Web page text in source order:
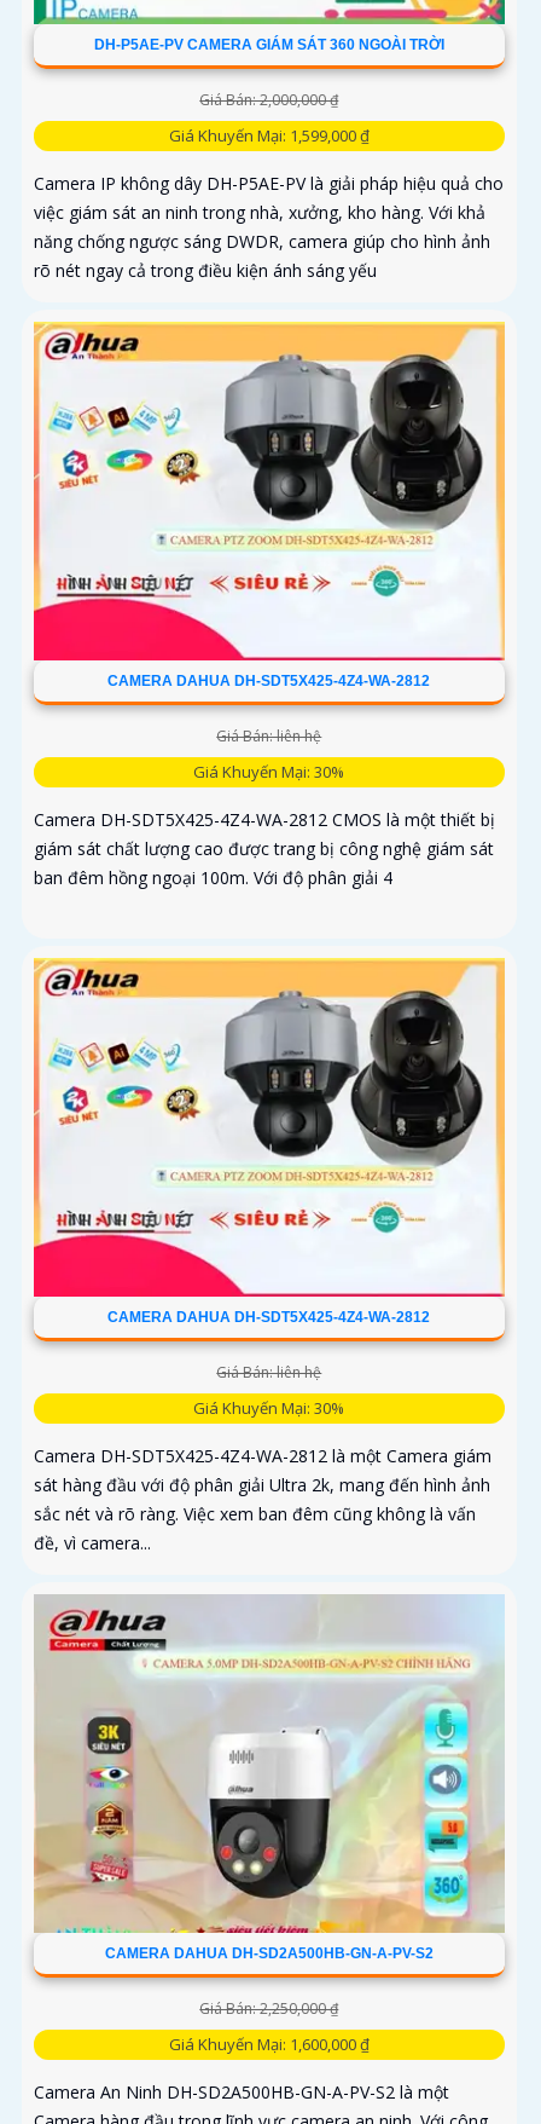
DH-P5AE-PV CAMERA GIÁM SÁT 360 NGOÀI TRỜI
Giá Bán: 2,000,000 ₫
Giá Khuyến Mại: 1,599,000 ₫
Camera IP không dây DH-P5AE-PV là giải pháp hiệu quả cho
việc giám sát an ninh trong nhà, xưởng, kho hàng. Với khả
năng chống ngược sáng DWDR, camera giúp cho hình ảnh
rõ nét ngay cả trong điều kiện ánh sáng yếu
CAMERA DAHUA DH-SDT5X425-4Z4-WA-2812
Giá Bán: liên hệ
Giá Khuyến Mại: 30%
Camera DH-SDT5X425-4Z4-WA-2812 CMOS là một thiết bị
giám sát chất lượng cao được trang bị công nghệ giám sát
ban đêm hồng ngoại 100m. Với độ phân giải 4
CAMERA DAHUA DH-SDT5X425-4Z4-WA-2812
Giá Bán: liên hệ
Giá Khuyến Mại: 30%
Camera DH-SDT5X425-4Z4-WA-2812 là một Camera giám
sát hàng đầu với độ phân giải Ultra 2k, mang đến hình ảnh
sắc nét và rõ ràng. Việc xem ban đêm cũng không là vấn
đề, vì camera...
CAMERA DAHUA DH-SD2A500HB-GN-A-PV-S2
Giá Bán: 2,250,000 ₫
Giá Khuyến Mại: 1,600,000 ₫
Camera An Ninh DH-SD2A500HB-GN-A-PV-S2 là một